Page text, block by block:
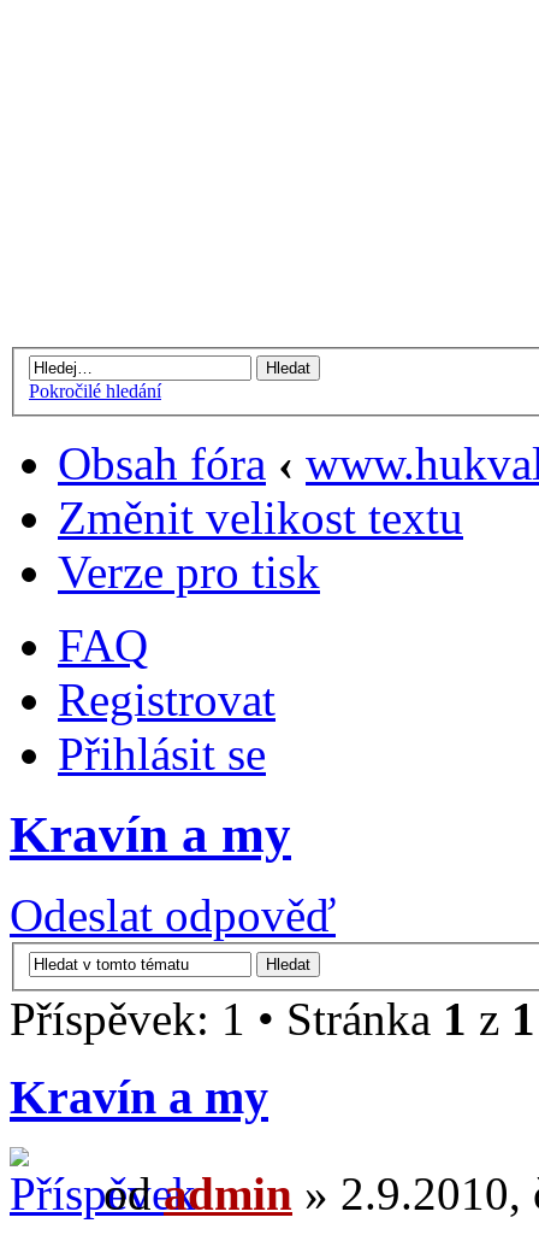
Pokročilé hledání
Obsah fóra ‹
Změnit velikost textu
Verze pro tisk
FAQ
Registrovat
Přihlásit se
Kravín a my
Odeslat odpověď
Příspěvek: 1 • Stránka 1 z 1
Kravín a my
odadmin » 2.9.2010,